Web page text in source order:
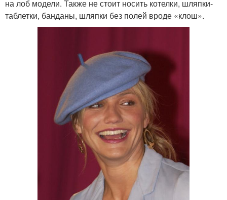
на лоб модели. Также не стоит носить котелки, шляпки-
таблетки, банданы, шляпки без полей вроде «клош».